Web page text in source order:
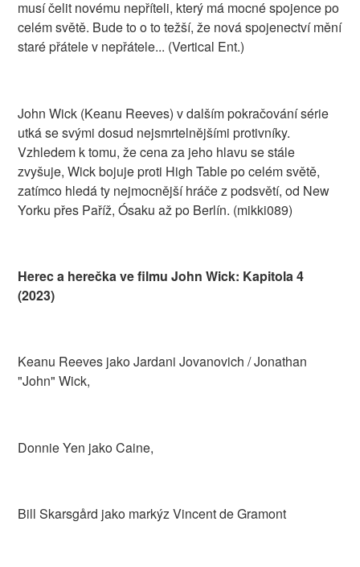
musí čelit novému nepříteli, který má mocné spojence po
celém světě. Bude to o to težší, že nová spojenectví mění
staré přátele v nepřátele... (Vertical Ent.)
John Wick (Keanu Reeves) v dalším pokračování série
utká se svými dosud nejsmrtelnějšími protivníky.
Vzhledem k tomu, že cena za jeho hlavu se stále
zvyšuje, Wick bojuje proti High Table po celém světě,
zatímco hledá ty nejmocnější hráče z podsvětí, od New
Yorku přes Paříž, Ósaku až po Berlín. (mikki089)
Herec a herečka ve filmu John Wick: Kapitola 4
(2023)
Keanu Reeves jako Jardani Jovanovich / Jonathan
"John" Wick,
Donnie Yen jako Caine,
Bill Skarsgård jako markýz Vincent de Gramont